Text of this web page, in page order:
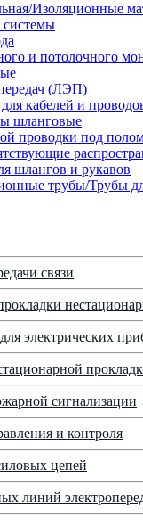
Изоляционные
системы
и потолочного
(ЛЭП)
кабелей и
шланговые
проводки под
шлангов и рукавов
трубы/Трубы
связи
электрических
сигнализации
и контроля
цепей
линий